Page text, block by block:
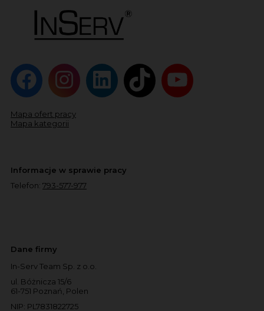
Mapa ofert pracy
Mapa kategorii
Informacje w sprawie pracy
Telefon: 793-577-977
Dane firmy
In-Serv Team Sp. z o.o.
ul. Bóżnicza 15/6
61-751 Poznań, Polen
NIP: PL7831822725